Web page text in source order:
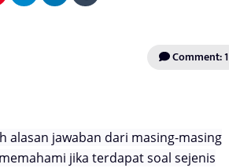
Comment: 1
alasan jawaban dari masing-masing
jika terdapat soal sejenis